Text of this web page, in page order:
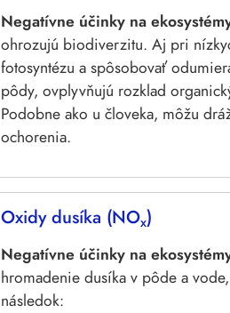
Negatívne účinky na
ohrozujú biodiverzitu. Aj pri
fotosyntézu a spôsobovať
pôdy, ovplyvňujú rozklad
Podobne ako u človeka, môžu
ochorenia.
Oxidy dusíka (NOx)
Negatívne účinky na
hromadenie dusíka v pôde a
následok: